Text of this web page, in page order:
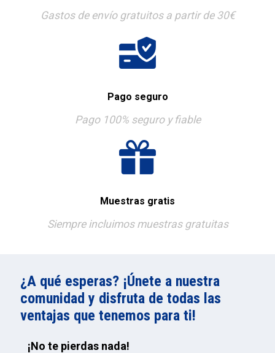
Gastos de envío gratuitos a partir de 30€
Pago seguro
Pago 100% seguro y fiable
Muestras gratis
Siempre incluimos muestras gratuitas
¿A qué esperas? ¡Únete a nuestra
comunidad y disfruta de todas las
ventajas que tenemos para ti!
¡No te pierdas nada!